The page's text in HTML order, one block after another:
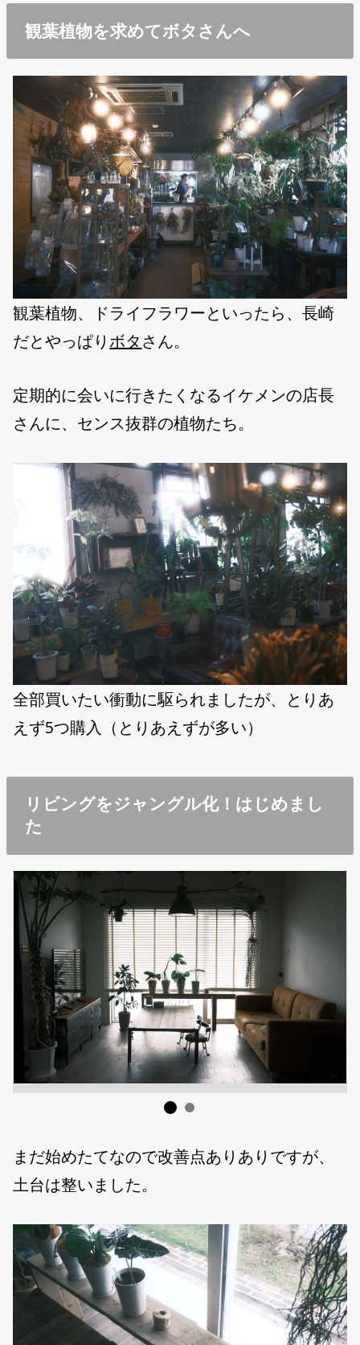
観葉植物を求めてボタさんへ
観葉植物、ドライフラワーといったら、長崎
だとやっぱり ボタさん。
定期的に会いに行きたくなるイケメンの店長
さんに、センス抜群の植物たち。
全部買いたい衝動に駆られましたが、とりあ
えず5つ購入（とりあえずが多い）
リビングをジャングル化！はじめまし
た
まだ始めたてなので改善点ありありですが、
土台は整いました。